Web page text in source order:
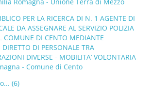
PER LA RICERCA DI N. 1 AGENTE DI
DA ASSEGNARE AL SERVIZIO POLIZIA
COMUNE DI CENTO MEDIANTE
DIRETTO DI PERSONALE TRA
DIVERSE - MOBILITA’ VOLONTARIA
- Comune di Cento
(6)